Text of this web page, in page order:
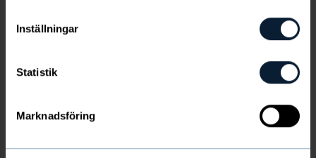
Inställningar
Statistik
Marknadsföring